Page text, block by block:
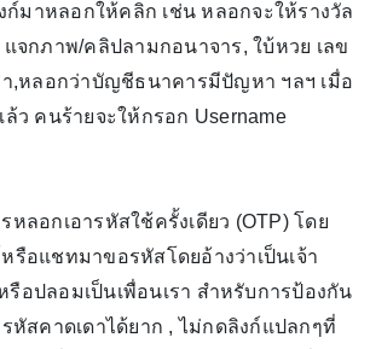
ก์มาหลอกให้คลิก เช่น หลอกจะให้รางวัล
จกภาพ/คลิปลามกอนาจาร, ใบ้หวย เลข
า,หลอกว่าบัญชีธนาคารมีปัญหา ฯลฯ เมื่อ
ว คนร้ายจะให้กรอก Username
ลอกเอารหัสใช้ครั้งเดียว (OTP) โดย
รือแชทมาขอรหัสโดยอ้างว่าเป็นเจ้า
รือปลอมเป็นเพื่อนเรา สำหรับการป้องกัน
หัสคาดเดาได้ยาก , ไม่กดลิงก์แปลกๆที่